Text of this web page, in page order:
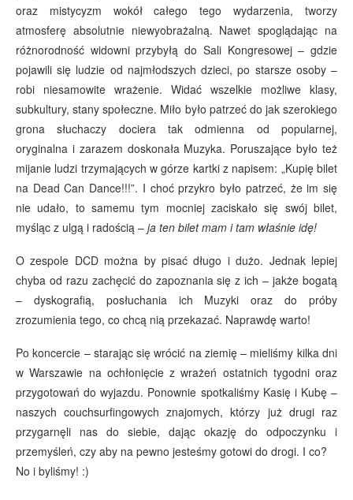
oraz mistycyzm wokół całego tego wydarzenia, tworzy
atmosferę absolutnie niewyobrażalną. Nawet spoglądając na
różnorodność widowni przybyłą do Sali Kongresowej – gdzie
pojawili się ludzie od najmłodszych dzieci, po starsze osoby –
robi niesamowite wrażenie. Widać wszelkie możliwe klasy,
subkultury, stany społeczne. Miło było patrzeć do jak szerokiego
grona słuchaczy dociera tak odmienna od popularnej,
oryginalna i zarazem doskonała Muzyka. Poruszające było też
mijanie ludzi trzymających w górze kartki z napisem: „Kupię bilet
na Dead Can Dance!!!”. I choć przykro było patrzeć, że im się
nie udało, to samemu tym mocniej zaciskało się swój bilet,
myśląc z ulgą i radością – ja ten bilet mam i tam właśnie idę!
O zespole DCD można by pisać długo i dużo. Jednak lepiej
chyba od razu zachęcić do zapoznania się z ich – jakże bogatą
– dyskografią, posłuchania ich Muzyki oraz do próby
zrozumienia tego, co chcą nią przekazać. Naprawdę warto!
Po koncercie – starając się wrócić na ziemię – mieliśmy kilka dni
w Warszawie na ochłonięcie z wrażeń ostatnich tygodni oraz
przygotowań do wyjazdu. Ponownie spotkaliśmy Kasię i Kubę –
naszych couchsurfingowych znajomych, którzy już drugi raz
przygarnęli nas do siebie, dając okazję do odpoczynku i
przemyśleń, czy aby na pewno jesteśmy gotowi do drogi. I co?
No i byliśmy! :)